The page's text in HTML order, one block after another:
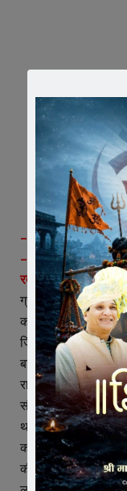
– मोटर साईकल के
– पुलिस ने किया
रतलाम।चांदनी चौक
ग्राहक बनकर आए पति
कामयाब हो गए, लेकिन
जिसके आधार पर पुलिस
बाईक नंबर के आधार पर
राजस्थान के दानपुर के
सौभाग्य ज्वेलर्स
थाने पर दुकान से 5.50
कराई। जिस पर
की गई। टीम द्वारा